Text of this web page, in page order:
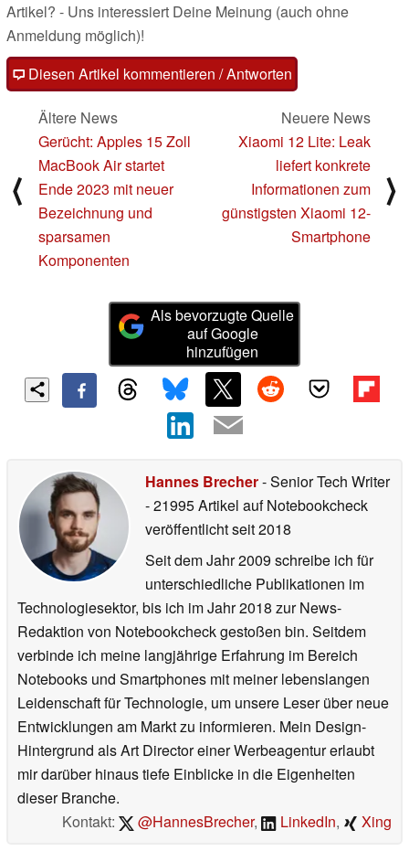
Artikel? - Uns interessiert Deine Meinung (auch ohne
Anmeldung möglich)!
Diesen Artikel kommentieren / Antworten
⟨
Ältere News
Gerücht: Apples 15 Zoll
MacBook Air startet
Ende 2023 mit neuer
Bezeichnung und
sparsamen
Komponenten
Neuere News
Xiaomi 12 Lite: Leak
liefert konkrete
Informationen zum
günstigsten Xiaomi 12-
Smartphone
⟩
Als bevorzugte Quelle
auf Google
hinzufügen
Hannes Brecher- Senior Tech Writer
- 21995 Artikel auf Notebookcheck
veröffentlichtseit 2018
Seit dem Jahr 2009 schreibe ich für
unterschiedliche Publikationen im
Technologiesektor, bis ich im Jahr 2018 zur News-
Redaktion von Notebookcheck gestoßen bin. Seitdem
verbinde ich meine langjährige Erfahrung im Bereich
Notebooks und Smartphones mit meiner lebenslangen
Leidenschaft für Technologie, um unsere Leser über neue
Entwicklungen am Markt zu informieren. Mein Design-
Hintergrund als Art Director einer Werbeagentur erlaubt
mir darüber hinaus tiefe Einblicke in die Eigenheiten
dieser Branche.
Kontakt:
@HannesBrecher, LinkedIn, Xing